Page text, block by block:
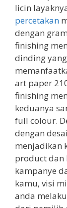
licin
percetakan
dengan
finishing
dinding
art paper
finishing
keduanya
full colour.
dengan
menjadikan
product dan
kampanye
kamu, visi
anda